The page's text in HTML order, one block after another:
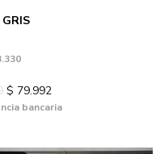
$ 79.992
bancaria